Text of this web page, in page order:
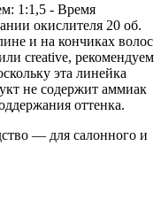
1:1,5 - Время
окислителя 20 об.
и на кончиках волос
creative, рекомендуем
эта линейка
не содержит аммиак
оттенка.
— для салонного и